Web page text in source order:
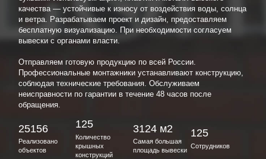
качества — устойчивые к износу от воздействия воды, солнца
и ветра. Разрабатываем проект и дизайн, предоставляем
бесплатную визуализацию. При необходимости согласуем
вывески с органами власти.
Отправляем готовую продукцию по всей России.
Профессиональные монтажники устанавливают конструкцию,
соблюдая технические требования. Обслуживаем
неисправности по гарантии в течение 48 часов после
обращения.
25156
Реализовано
объектов
125
Количество
крышных
конструкций
3124 м2
Самая большая
площадь вывески
125
Сотрудников